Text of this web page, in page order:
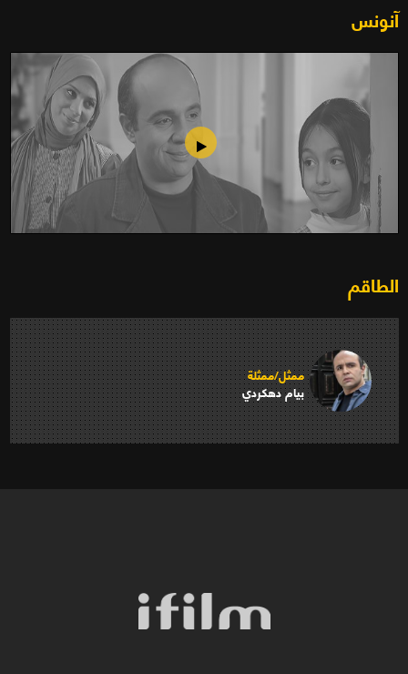
آنونس
الطاقم
ممثل/ممثلة
بيام دهكردي